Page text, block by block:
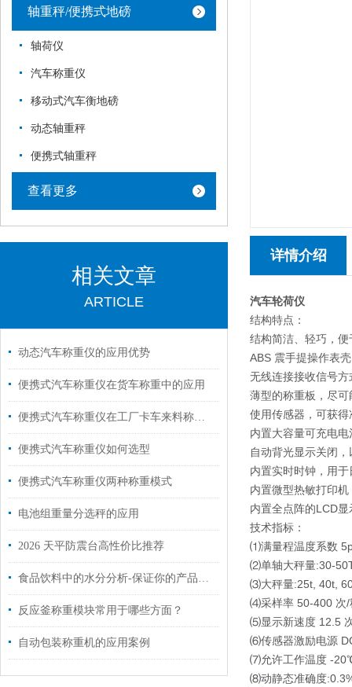
轴重秤/便携式地磅
轴荷仪
汽车称重仪
移动式汽车衡地磅
动态轴重秤
便携式轴重秤
查看更多
相关文章
ARTICLE
动态汽车称重仪的应用优势
便携式汽车称重仪在货车称重中的应用
便携式汽车称重仪在工厂卡车来料称重中的应用
便携式汽车称重仪如何选型
便携式汽车称重仪两种称重模式
电池组重量分选秤的应用
2026 天平防震台高性价比推荐
食品饮料中的水分分析-保证你的产品质量
反应釜称重模块常用于哪些方面？
自动包装称重机的应用案例
详情介绍
汽车轮荷仪
结构特点：
结构简洁、轻巧，便
ABS 震手提操作表壳
无线连接接收信号
薄型的称重板，尽
使用传感器，可获得
内置大容量可充电
自动背光显示关闭
内置实时时钟，用
内置微型热敏打印
内置全点阵的LCD
技术指标：
⑴满量程温度系数
⑵单轴大秤量:30-
⑶大秤量:25t, 40t,
⑷采样率 50-400 次/
⑸显示新速度 12.5
⑹传感器激励电源
⑺允许工作温度 -
⑻动静态准确度